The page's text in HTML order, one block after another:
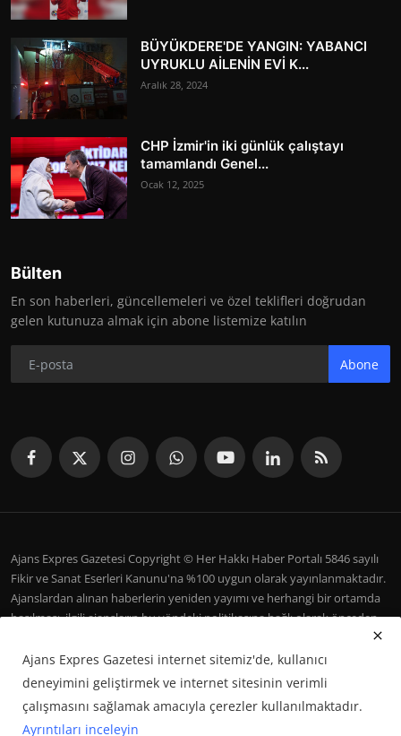
BÜYÜKDERE'DE YANGIN: YABANCI
UYRUKLU AİLENİN EVİ K...
Aralık 28, 2024
CHP İzmir'in iki günlük çalıştayı
tamamlandı Genel...
Ocak 12, 2025
Bülten
En son haberleri, güncellemeleri ve özel teklifleri doğrudan
gelen kutunuza almak için abone listemize katılın
Abone
Ajans Expres Gazetesi Copyright © Her Hakkı Haber Portalı 5846 sayılı
Fikir ve Sanat Eserleri Kanunu'na %100 uygun olarak yayınlanmaktadır.
Ajanslardan alınan haberlerin yeniden yayımı ve herhangi bir ortamda
basılması, ilgili ajansların bu yöndeki politikasına bağlı olarak önceden
İletişim Şartlar ve Koşullar Çerez Politikası
Künye
Galeri
Ajans Expres Gazetesi internet sitemiz'de, kullanıcı
deneyimini geliştirmek ve internet sitesinin verimli
çalışmasını sağlamak amacıyla çerezler kullanılmaktadır.
Ayrıntıları inceleyin